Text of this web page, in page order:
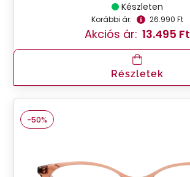
Készleten
Korábbi ár: 26.990 Ft
Akciós ár: 13.495 Ft
Részletek
-50%